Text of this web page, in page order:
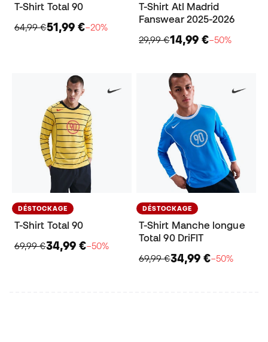
T-Shirt Total 90
64,99 €51,99 €−20%
T-Shirt Atl Madrid
Fanswear 2025-2026
29,99 €14,99 €−50%
DÉSTOCKAGE
T-Shirt Total 90
69,99 €34,99 €−50%
DÉSTOCKAGE
T-Shirt Manche longue
Total 90 DriFIT
69,99 €34,99 €−50%